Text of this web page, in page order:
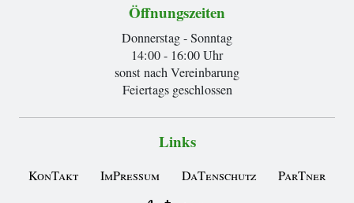
Öffnungszeiten
Donnerstag - Sonntag
14:00 - 16:00 Uhr
sonst nach Vereinbarung
Feiertags geschlossen
Links
KonTakt ImPressum DaTenschutz ParTner